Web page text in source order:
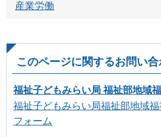
産業労働
このページに関するお問い
福祉子どもみらい局 福祉部地域
福祉子どもみらい局福祉部地域
フォーム